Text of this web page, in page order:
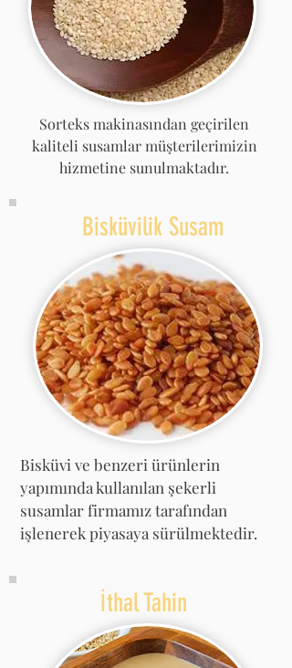
Sorteks makinasından geçirilen
kaliteli susamlar müşterilerimizin
hizmetine sunulmaktadır.
Bisküvilik Susam
Bisküvi ve benzeri ürünlerin
yapımında kullanılan şekerli
susamlar firmamız tarafından
işlenerek piyasaya sürülmektedir.
İthal Tahin